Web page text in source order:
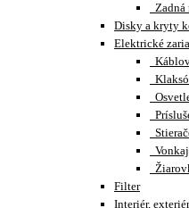
Zadná
Disky a kryty
Elektrické
Filter
Interiér, exteriér